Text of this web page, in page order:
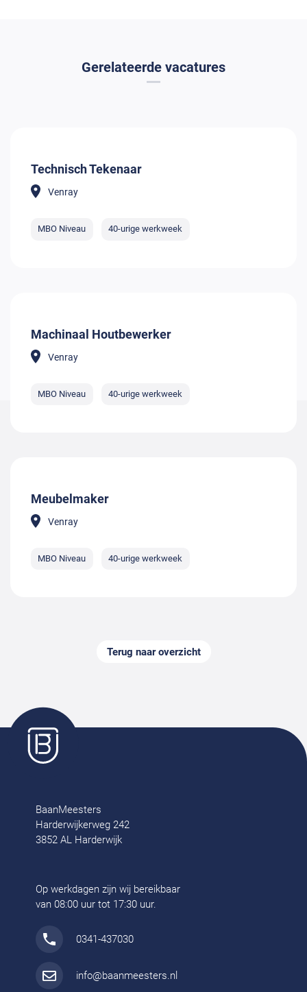
Gerelateerde vacatures
Technisch Tekenaar
Venray
MBO Niveau 40-urige werkweek
Machinaal Houtbewerker
Venray
MBO Niveau 40-urige werkweek
Meubelmaker
Venray
MBO Niveau 40-urige werkweek
Terug naar overzicht
BaanMeesters
Harderwijkerweg 242
3852 AL Harderwijk
Op werkdagen zijn wij bereikbaar
van 08:00 uur tot 17:30 uur.
0341-437030
info@baanmeesters.nl